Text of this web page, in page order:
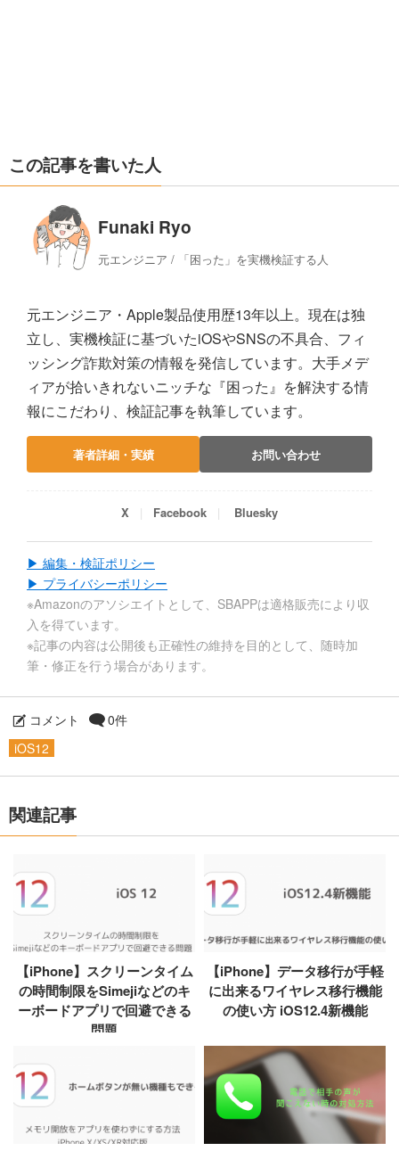
この記事を書いた人
Funaki Ryo
元エンジニア / 「困った」を実機検証する人
元エンジニア・Apple製品使用歴13年以上。現在は独
立し、実機検証に基づいたiOSやSNSの不具合、フィ
ッシング詐欺対策の情報を発信しています。大手メデ
ィアが拾いきれないニッチな『困った』を解決する情
報にこだわり、検証記事を執筆しています。
著者詳細・実績 お問い合わせ
X Facebook Bluesky
▶ 編集・検証ポリシー
▶ プライバシーポリシー
※Amazonのアソシエイトとして、SBAPPは適格販売により収
入を得ています。
※記事の内容は公開後も正確性の維持を目的として、随時加
筆・修正を行う場合があります。
コメント
0件
iOS12
関連記事
【iPhone】スクリーンタイム
の時間制限をSimejiなどのキ
ーボードアプリで回避できる
問題
【iPhone】データ移行が手軽
に出来るワイヤレス移行機能
の使い方 iOS12.4新機能